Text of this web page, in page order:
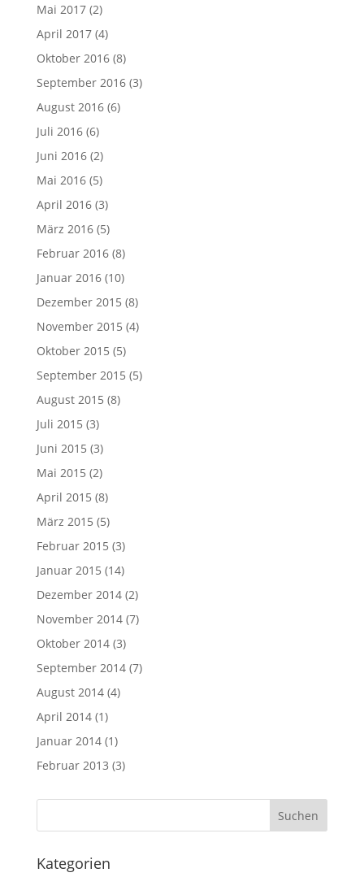
Mai 2017(2)
April 2017(4)
Oktober 2016(8)
September 2016(3)
August 2016(6)
Juli 2016(6)
Juni 2016(2)
Mai 2016(5)
April 2016(3)
März 2016(5)
Februar 2016(8)
Januar 2016(10)
Dezember 2015 (8)
November 2015 (4)
Oktober 2015 (5)
September 2015 (5)
August 2015 (8)
Juli 2015 (3)
Juni 2015 (3)
Mai 2015 (2)
April 2015 (8)
März 2015 (5)
Februar 2015 (3)
Januar 2015 (14)
Dezember 2014(2)
November 2014(7)
Oktober 2014(3)
September 2014(7)
August 2014(4)
April 2014(1)
Januar 2014(1)
Februar 2013 (3)
Kategorien